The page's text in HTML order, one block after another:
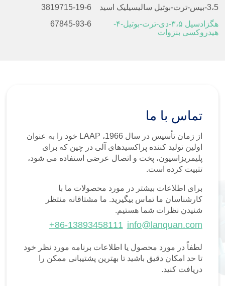
3،5-بیس-ترت-بوتیل سالیسیلیک اسید
3819715-19-6
هگزادسیل ۳،۵-دی-ترت-بوتیل-۴-
هیدروکسی بنزوات
67845-93-6
تماس با ما
از زمان تأسیس در سال 1966، LAAP خود را به عنوان
اولین تولید کننده پراکسیدهای آلی در چین که برای
پلیمریزاسیون، پخت و اتصال عرضی استفاده می شود،
تثبیت کرده است.
برای اطلاعات بیشتر در مورد محصولات ما با
کارشناسان ما تماس بیگیرید. ما مشتاقانه منتظر
شنیدن نظرات شما هستیم.
info@lanquan.com
+86-13893458111
لطفاً در مورد محصول یا اطلاعات برنامه مورد نظر خود
تا حد امکان دقیق باشید تا بهترین پشتیبانی ممکن را
دریافت کنید.